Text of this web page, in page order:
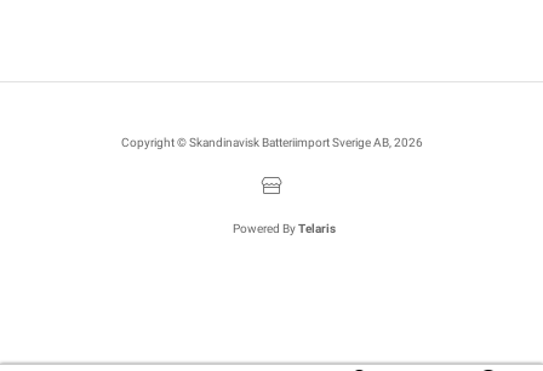
Copyright © Skandinavisk Batteriimport Sverige AB, 2026
Powered ByTelaris